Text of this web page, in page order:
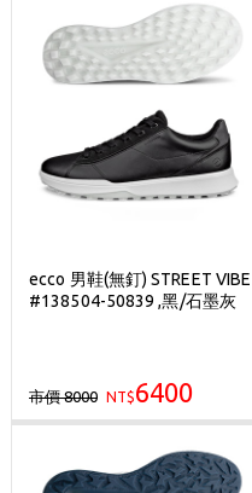
ecco 男鞋(無釘) STREET VIBE
#138504-50839 ,黑/石墨灰
市價 8000 NT$6400